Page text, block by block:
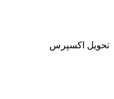
تحویل اکسپرس